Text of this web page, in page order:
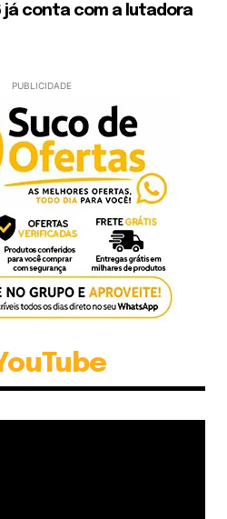
já conta com a lutadora
PUBLICIDADE